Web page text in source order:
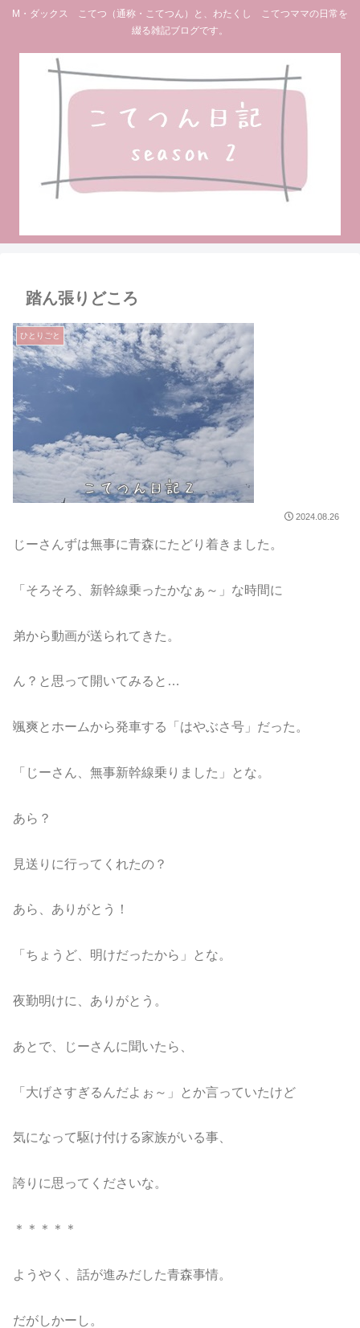
M・ダックス こてつ（通称・こてつん）と、わたくし こてつママの日常を
綴る雑記ブログです。
踏ん張りどころ
ひとりごと
2024.08.26
じーさんずは無事に青森にたどり着きました。
「そろそろ、新幹線乗ったかなぁ～」な時間に
弟から動画が送られてきた。
ん？と思って開いてみると…
颯爽とホームから発車する「はやぶさ号」だった。
「じーさん、無事新幹線乗りました」とな。
あら？
見送りに行ってくれたの？
あら、ありがとう！
「ちょうど、明けだったから」とな。
夜勤明けに、ありがとう。
あとで、じーさんに聞いたら、
「大げさすぎるんだよぉ～」とか言っていたけど
気になって駆け付ける家族がいる事、
誇りに思ってくださいな。
＊＊＊＊＊
ようやく、話が進みだした青森事情。
だがしかーし。